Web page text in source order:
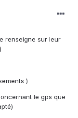
renseigne sur leur
)
le gps que